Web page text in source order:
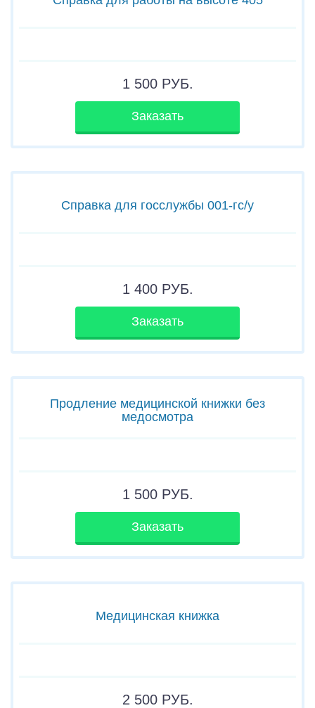
1 500РУБ.
Заказать
Справка для госслужбы 001-гс/у
1 400РУБ.
Заказать
Продление медицинской книжки без
медосмотра
1 500РУБ.
Заказать
Медицинская книжка
2 500РУБ.